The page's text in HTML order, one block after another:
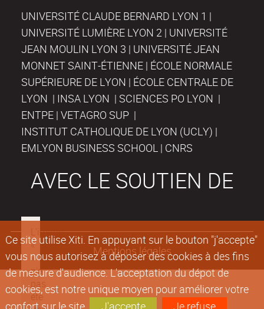
Ce site utilise Xiti. En appuyant sur le bouton "j'accepte"
vous nous autorisez à déposer des cookies à des fins
de mesure d'audience. L'acceptation du dépot de
cookies, est notre unique moyen pour améliorer votre
confort sur le site.
J'accepte Je refuse
UNIVERSITÉ CLAUDE BERNARD LYON 1 |
UNIVERSITÉ LUMIÈRE LYON 2 | UNIVERSITÉ
JEAN MOULIN LYON 3 | UNIVERSITÉ JEAN
MONNET SAINT-ÉTIENNE | ÉCOLE NORMALE
SUPÉRIEURE DE LYON | ÉCOLE CENTRALE DE
LYON | INSA LYON | SCIENCES PO LYON |
ENTPE | VETAGRO SUP |
INSTITUT CATHOLIQUE DE LYON (UCLY) |
EMLYON BUSINESS SCHOOL | CNRS
AVEC LE SOUTIEN DE
Mentions légales